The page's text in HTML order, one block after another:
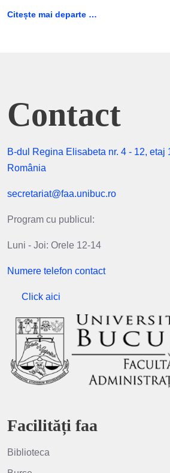
Citește mai departe …
Contact
B-dul Regina Elisabeta nr. 4 - 12, etaj
România
secretariat@faa.unibuc.ro
Program cu publicul:
Luni - Joi: Orele 12-14
Numere telefon contact
Click aici
Facilități faa
Biblioteca